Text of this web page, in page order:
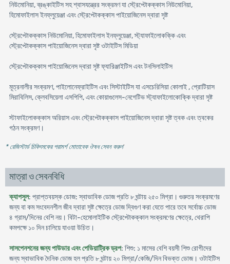
নিউমোনিয়া, ব্রঙ্কাইটিস সহ শ্বাসযন্ত্রের সংক্রমণ যা স্ট্রেপ্টোকক্কাস নিউমোনিয়া,
হিমোফাইলাস ইনফ্লুয়েঞ্জা এবং স্ট্রেপ্টোকক্কাস পাইয়োজিনেস দ্বারা সৃষ্ট
স্ট্রেপ্টোকক্কাস নিউমোনিয়া, হিমোফাইলাস ইনফ্লুয়েঞ্জা, স্ট্যাফাইলোকক্কি এবং
স্ট্রেপ্টোকক্কাস পাইয়োজিনেস দ্বারা সৃষ্ট ওটাইটিস মিডিয়া
স্ট্রেপ্টোকক্কাস পাইয়োজিনেস দ্বারা সৃষ্ট ফ্যারিঞ্জাইটিস এবং টনসিলাইটিস
মূত্রনালীর সংক্রমণ, পাইলোনেফ্রাইটিস এবং সিস্টাইটিস যা এসচেরিসিয়া কোলাই , প্রোটিয়াস
মিরাবিলিস, ক্লেবসিয়েলা এসপিপি, এবং কোয়াগুলেস-নেগেটিভ স্ট্যাফাইলোকোক্কি দ্বারা সৃষ্ট
স্টাফাইলোকক্কাস অরিয়াস এবং স্ট্রেপ্টোকক্কাস পাইয়োজিনেস দ্বারা সৃষ্ট ত্বক এবং ত্বকের
গঠন সংক্রমণ।
* রেজিস্টার্ড চিকিৎসকের পরামর্শ মোতাবেক ঔষধ সেবন করুন'
মাত্রা ও সেবনবিধি
ক্যাপসুল: প্রাপ্তবয়স্ক ডোজ: স্বাভাবিক ডোজ প্রতি ৮ ঘন্টায় ২৫০ মিগ্রা। গুরুতর সংক্রমণের
জন্য বা কম সংবেদনশীল জীব দ্বারা সৃষ্ট ক্ষেত্রে ডোজ দ্বিগুণ করা যেতে পারে তবে সর্বোচ্চ ডোজ
৪ গ্রাম/দিনের বেশি নয়। বিটা-হেমোলাইটিক স্ট্রেপ্টোকক্কাল সংক্রমণের ক্ষেত্রে, থেরাপি
কমপক্ষে ১০ দিন চালিয়ে যাওয়া উচিত।
সাসপেনশনের জন্য পাউডার এবং পেডিয়াট্রিক ড্রপ: শিশু: ১ মাসের বেশি বয়সী শিশু রোগীদের
জন্য স্বাভাবিক দৈনিক ডোজ হল প্রতি ৮ ঘন্টায় ২০ মিগ্রা/কেজি/দিন বিভক্ত ডোজ। ওটাইটিস